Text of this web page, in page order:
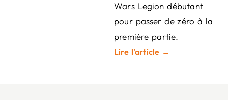
Wars Legion débutant
pour passer de zéro à la
première partie.
Lire l'article →